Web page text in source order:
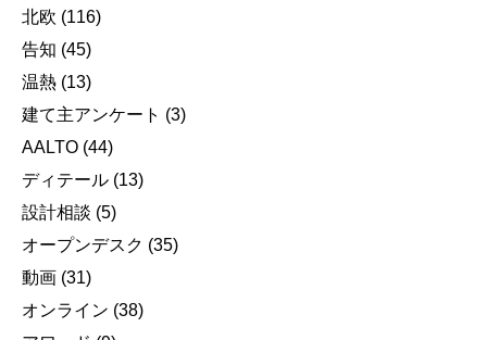
北欧 (116)
告知 (45)
温熱 (13)
建て主アンケート (3)
AALTO (44)
ディテール (13)
設計相談 (5)
オープンデスク (35)
動画 (31)
オンライン (38)